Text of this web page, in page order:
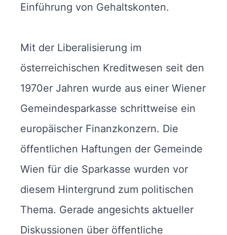
Einführung von Gehaltskonten.
Mit der Liberalisierung im
österreichischen Kreditwesen seit den
1970er Jahren wurde aus einer Wiener
Gemeindesparkasse schrittweise ein
europäischer Finanzkonzern. Die
öffentlichen Haftungen der Gemeinde
Wien für die Sparkasse wurden vor
diesem Hintergrund zum politischen
Thema. Gerade angesichts aktueller
Diskussionen über öffentliche